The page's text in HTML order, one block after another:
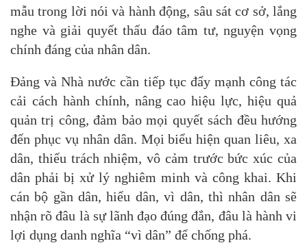
mẫu trong lời nói và hành động, sâu sát cơ sở, lắng
nghe và giải quyết thấu đáo tâm tư, nguyện vọng
chính đáng của nhân dân.
Đảng và Nhà nước cần tiếp tục đẩy mạnh công tác
cải cách hành chính, nâng cao hiệu lực, hiệu quả
quản trị công, đảm bảo mọi quyết sách đều hướng
đến phục vụ nhân dân. Mọi biểu hiện quan liêu, xa
dân, thiếu trách nhiệm, vô cảm trước bức xúc của
dân phải bị xử lý nghiêm minh và công khai. Khi
cán bộ gần dân, hiểu dân, vì dân, thì nhân dân sẽ
nhận rõ đâu là sự lãnh đạo đúng đắn, đâu là hành vi
lợi dụng danh nghĩa “vì dân” để chống phá.